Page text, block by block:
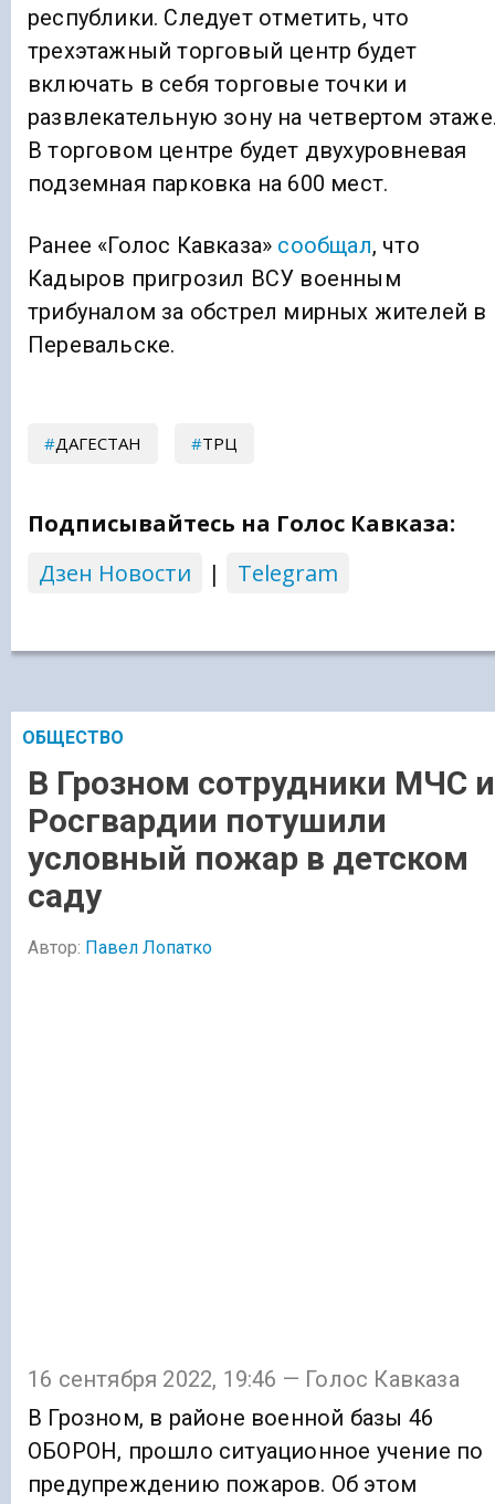
республики. Следует отметить, что
трехэтажный торговый центр будет
включать в себя торговые точки и
развлекательную зону на четвертом
В торговом центре будет двухуровневая
подземная парковка на 600 мест.
Ранее «Голос Кавказа» сообщал, что
Кадыров пригрозил ВСУ военным
трибуналом за обстрел мирных жителей в
Перевальске.
ДАГЕСТАН ТРЦ
Подписывайтесь на Голос Кавказа:
Дзен Новости
| Telegram
ОБЩЕСТВО
В Грозном сотрудники МЧС и
Росгвардии потушили
условный пожар в детском
саду
Автор: Павел Лопатко
16 сентября 2022, 19:46 — Голос Кавказа
В Грозном, в районе военной базы 46
ОБОРОН, прошло ситуационное учение по
предупреждению пожаров. Об этом